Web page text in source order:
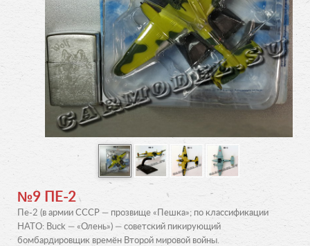
№9 ПЕ-2
Пе-2 (в армии СССР — прозвище «Пешка»; по классификации
НАТО: Buck — «Олень») — советский пикирующий
бомбардировщик времён Второй мировой войны.